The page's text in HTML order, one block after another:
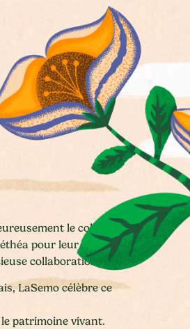
le collectif
pour leur
collaboration.
LaSemo célèbre ce
patrimoine vivant.